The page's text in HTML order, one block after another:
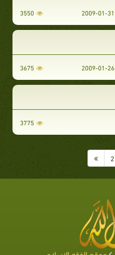
2009-01-31
3550
2009-01-26
3675
3775
2